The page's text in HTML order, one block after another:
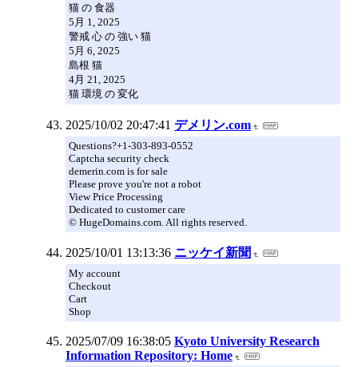
猫 の 食器
5月 1, 2025
警戒 心 の 強い 猫
5月 6, 2025
島根 猫
4月 21, 2025
猫 環境 の 変化
2025/10/02 20:47:41 デメリン.com
Questions?+1-303-893-0552
Captcha security check
demerin.com is for sale
Please prove you're not a robot
View Price Processing
Dedicated to customer care
© HugeDomains.com. All rights reserved.
2025/10/01 13:13:36 ニッケイ新聞
My account
Checkout
Cart
Shop
2025/07/09 16:38:05 Kyoto University Research
Information Repository: Home